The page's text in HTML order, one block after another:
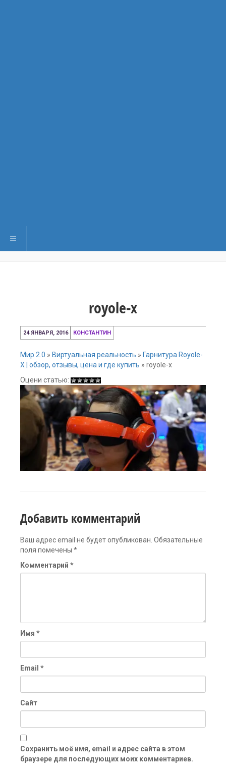
Переключить навигацию
royole-x
24 ЯНВАРЯ, 2016 КОНСТАНТИН
Мир 2.0 » Виртуальная реальность » Гарнитура Royole-
X | обзор, отзывы, цена и где купить » royole-x
Оцени статью:
Добавить комментарий
Ваш адрес email не будет опубликован. Обязательные
поля помечены *
Комментарий *
Имя *
Email *
Сайт
Сохранить моё имя, email и адрес сайта в этом
браузере для последующих моих комментариев.